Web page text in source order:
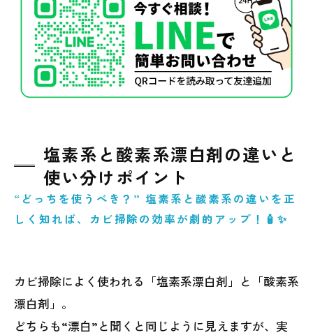
塩素系と酸素系漂白剤の違いと
使い分けポイント
“どっちを使うべき？” 塩素系と酸素系の違いを正
しく知れば、カビ掃除の効率が劇的アップ！🧴✨
カビ掃除によく使われる「塩素系漂白剤」と「酸素系
漂白剤」。
どちらも“漂白”と聞くと同じように見えますが、実